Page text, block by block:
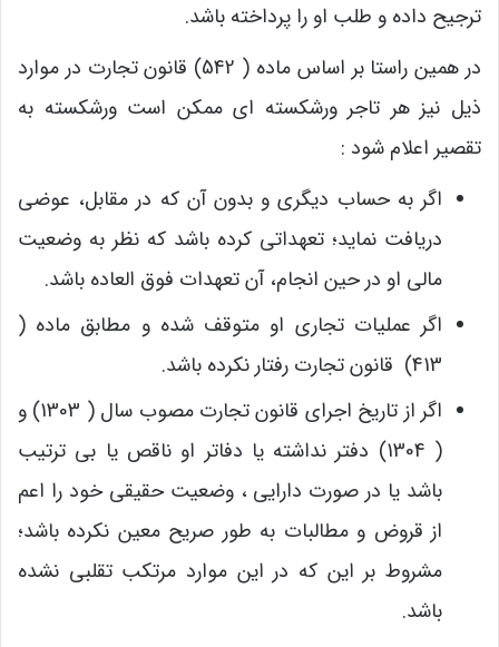
ترجیح داده و طلب او را پرداخته باشد.
در همین راستا بر اساس ماده ( 542) قانون تجارت در موارد
ذیل نیز هر تاجر ورشکسته ای ممکن است ورشکسته به
تقصیر اعلام شود :
اگر به حساب دیگری و بدون آن که در مقابل، عوضی
دریافت نماید؛ تعهداتی کرده باشد که نظر به وضعیت
مالی او در حین انجام، آن تعهدات فوق العاده باشد.
اگر عملیات تجاری او متوقف شده و مطابق ماده (
413) قانون تجارت رفتار نکرده باشد.
اگر از تاریخ اجرای قانون تجارت مصوب سال ( 1303) و
( 1304) دفتر نداشته یا دفاتر او ناقص یا بی ترتیب
باشد یا در صورت دارایی ، وضعیت حقیقی خود را اعم
از قروض و مطالبات به طور صریح معین نکرده باشد؛
مشروط بر این که در این موارد مرتکب تقلبی نشده
باشد.